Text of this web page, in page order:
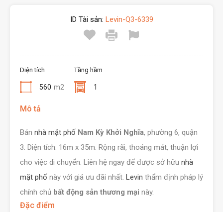
ID Tài sản: Levin-Q3-6339
Diện tích
560 m2
Tầng hầm
1
Mô tả
Bán nhà mặt phố Nam Kỳ Khởi Nghĩa, phường 6, quận
3. Diện tích: 16m x 35m. Rộng rãi, thoáng mát, thuận lợi
cho việc di chuyển. Liên hệ ngay để được sở hữu nhà
mặt phố này với giá ưu đãi nhất. Levin thẩm định pháp lý
chính chủ bất động sản thương mại này.
Đặc điểm